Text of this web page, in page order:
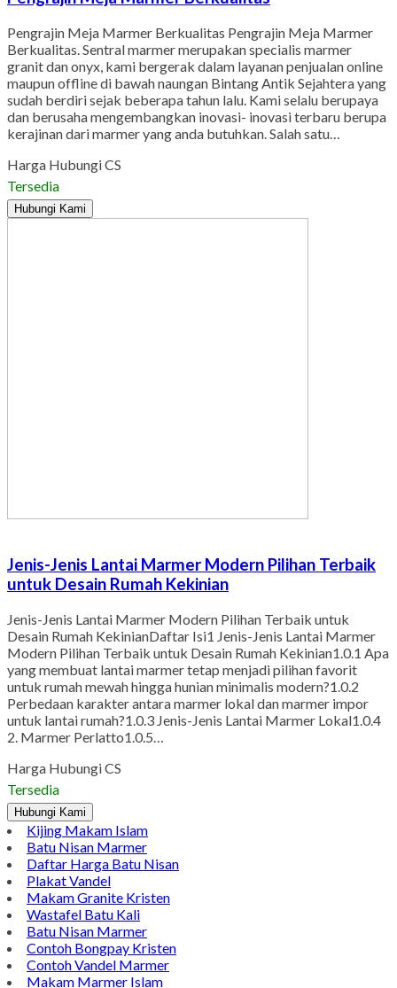
Pengrajin Meja Marmer Berkualitas Pengrajin Meja Marmer
Berkualitas. Sentral marmer merupakan specialis marmer
granit dan onyx, kami bergerak dalam layanan penjualan online
maupun offline di bawah naungan Bintang Antik Sejahtera yang
sudah berdiri sejak beberapa tahun lalu. Kami selalu berupaya
dan berusaha mengembangkan inovasi- inovasi terbaru berupa
kerajinan dari marmer yang anda butuhkan. Salah satu…
Harga Hubungi CS
Tersedia
Hubungi Kami
Jenis-Jenis Lantai Marmer Modern Pilihan Terbaik
untuk Desain Rumah Kekinian
Jenis-Jenis Lantai Marmer Modern Pilihan Terbaik untuk
Desain Rumah KekinianDaftar Isi1 Jenis-Jenis Lantai Marmer
Modern Pilihan Terbaik untuk Desain Rumah Kekinian1.0.1 Apa
yang membuat lantai marmer tetap menjadi pilihan favorit
untuk rumah mewah hingga hunian minimalis modern?1.0.2
Perbedaan karakter antara marmer lokal dan marmer impor
untuk lantai rumah?1.0.3 Jenis-Jenis Lantai Marmer Lokal1.0.4
2. Marmer Perlatto1.0.5…
Harga Hubungi CS
Tersedia
Hubungi Kami
Kijing Makam Islam
Batu Nisan Marmer
Daftar Harga Batu Nisan
Plakat Vandel
Makam Granite Kristen
Wastafel Batu Kali
Batu Nisan Marmer
Contoh Bongpay Kristen
Contoh Vandel Marmer
Makam Marmer Islam